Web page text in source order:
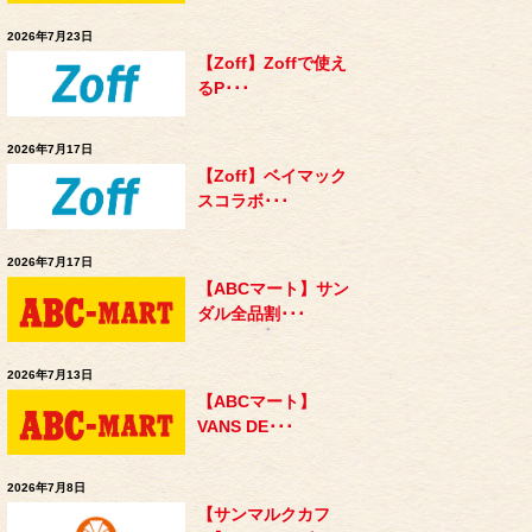
2026年7月23日
【Zoff】Zoffで使え
るP･･･
2026年7月17日
【Zoff】ベイマック
スコラボ･･･
2026年7月17日
【ABCマート】サン
ダル全品割･･･
2026年7月13日
【ABCマート】
VANS DE･･･
2026年7月8日
【サンマルクカフ